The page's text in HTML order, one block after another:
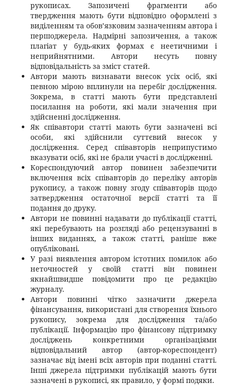
рукописах. Запозичені фрагменти або
твердження мають бути відповідно оформлені з
виділенням та обов’язковим зазначенням автора і
першоджерела. Надмірні запозичення, а також
плагіат у будь-яких формах є неетичними і
неприйнятними. Автори несуть повну
відповідальність за зміст статей.
Автори мають визнавати внесок усіх осіб, які
певною мірою вплинули на перебіг дослідження.
Зокрема, в статті мають бути представлені
посилання на роботи, які мали значення при
здійсненні дослідження.
Як співавтори статті мають бути зазначені всі
особи, які здійснили суттєвий внесок у
дослідження. Серед співавторів неприпустимо
вказувати осіб, які не брали участі в дослідженні.
Кореспондуючий автор повинен забезпечити
включення всіх співавторів до переліку авторів
рукопису, а також повну згоду співавторів щодо
затвердження остаточної версії статті та її
подання до друку.
Автори не повинні надавати до публікації статті,
які перебувають на розгляді або рецензуванні в
інших виданнях, а також статті, раніше вже
опубліковані.
У разі виявлення автором істотних помилок або
неточностей у своїй статті він повинен
якнайшвидше повідомити про це редакцію
журналу.
Автори повинні чітко зазначити джерела
фінансування, використані для створення їхнього
рукопису, зокрема для дослідження та/або
публікації. Інформацію про фінансову підтримку
досліджень конкретними організаціями
відповідальний автор (автор-кореспондент)
зазначає від імені всіх авторів при поданні статті.
Інші джерела підтримки публікацій мають бути
зазначені в рукописі, як правило, у формі подяки.